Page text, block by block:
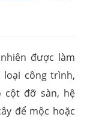
được làm
loại công trình,
đỡ sàn, hệ
để mộc hoặc